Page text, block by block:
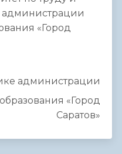
«Город
администрации
«Город
Саратов»